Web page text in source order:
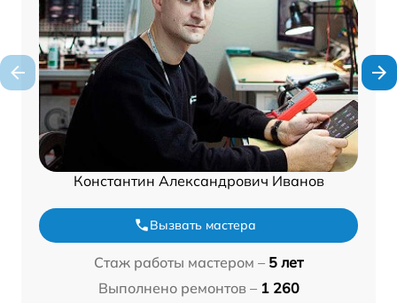
Константин Александрович Иванов
Вызвать мастера
Стаж работы мастером – 5 лет
Выполнено ремонтов – 1 260